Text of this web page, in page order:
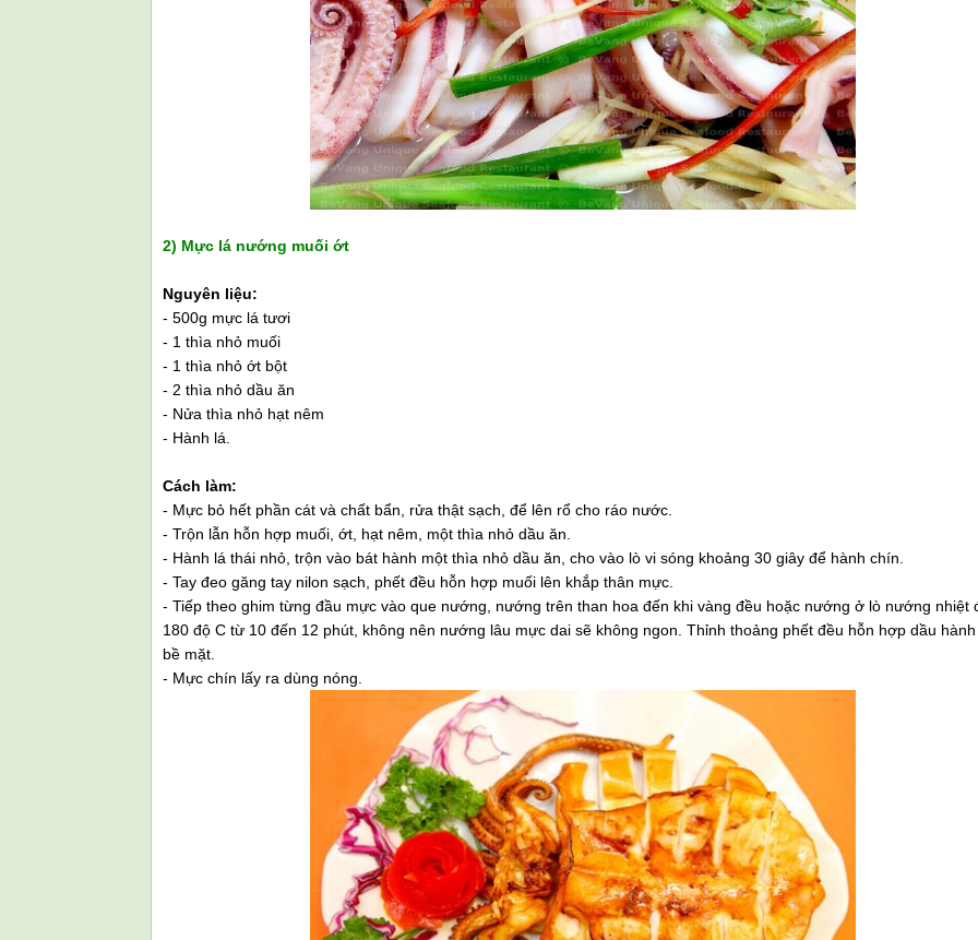
2) Mực lá nướng muối ớt
Nguyên liệu:
- 500g mực lá tươi
- 1 thìa nhỏ muối
- 1 thìa nhỏ ớt bột
- 2 thìa nhỏ dầu ăn
- Nửa thìa nhỏ hạt nêm
- Hành lá.
Cách làm:
- Mực bỏ hết phần cát và chất bẩn, rửa thật sạch, để lên rổ cho ráo nước.
- Trộn lẫn hỗn hợp muối, ớt, hạt nêm, một thìa nhỏ dầu ăn.
- Hành lá thái nhỏ, trộn vào bát hành một thìa nhỏ dầu ăn, cho vào lò vi sóng khoảng 30 giây để hành chín.
- Tay đeo găng tay nilon sạch, phết đều hỗn hợp muối lên khắp thân mực.
- Tiếp theo ghim từng đầu mực vào que nướng, nướng trên than hoa đến khi vàng đều hoặc nướng ở lò nướng nhiệt
180 độ C từ 10 đến 12 phút, không nên nướng lâu mực dai sẽ không ngon. Thỉnh thoảng phết đều hỗn hợp dầu
bề mặt.
- Mực chín lấy ra dùng nóng.